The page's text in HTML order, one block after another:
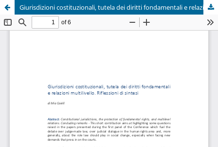
Giurisdizioni costituzionali, tutela dei diritti fondamentali e relazioni multilivello. Riflessioni di sintesi